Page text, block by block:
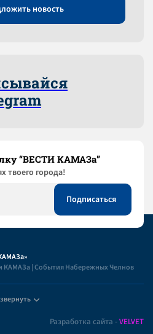
новость
“ВЕСТИ КАМАЗа”
твоего города!
КАМАЗа | События Набережных Челнов
Разработка сайта -VELVET